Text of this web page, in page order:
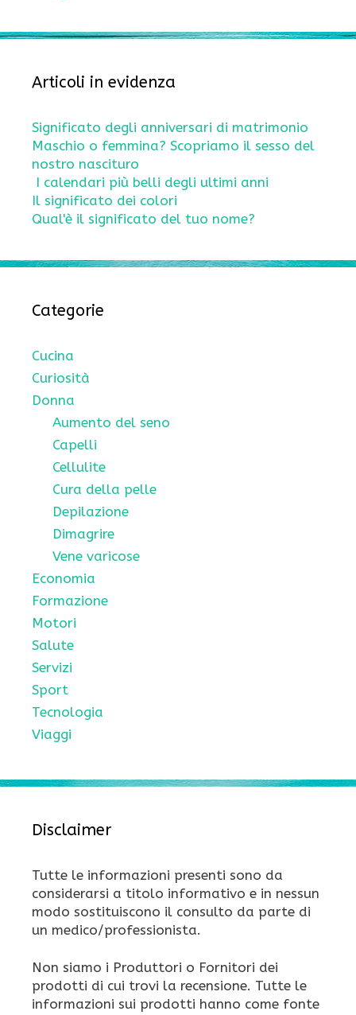
Articoli in evidenza
Significato degli anniversari di matrimonio
Maschio o femmina? Scopriamo il sesso del
nostro nascituro
I calendari più belli degli ultimi anni
Il significato dei colori
Qual'è il significato del tuo nome?
Categorie
Cucina
Curiosità
Donna
Aumento del seno
Capelli
Cellulite
Cura della pelle
Depilazione
Dimagrire
Vene varicose
Economia
Formazione
Motori
Salute
Servizi
Sport
Tecnologia
Viaggi
Disclaimer
Tutte le informazioni presenti sono da
considerarsi a titolo informativo e in nessun
modo sostituiscono il consulto da parte di
un medico/professionista.
Non siamo i Produttori o Fornitori dei
prodotti di cui trovi la recensione. Tutte le
informazioni sui prodotti hanno come fonte